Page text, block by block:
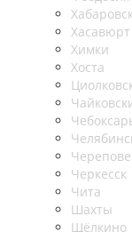
Хасавюрт
Химки
Хоста
Черкесск
Чита
Шахты
Щёлкино